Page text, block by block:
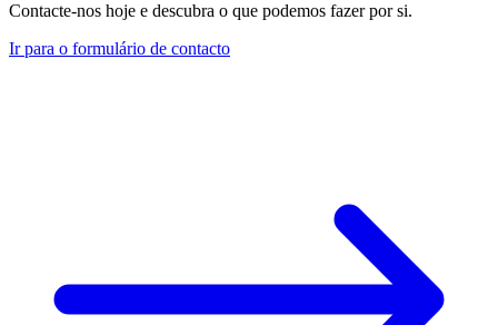
Contacte-nos hoje e descubra o que podemos fazer por si.
Ir para o formulário de contacto